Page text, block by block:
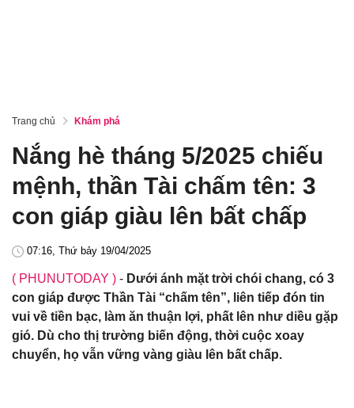
Trang chủ Khám phá
Nắng hè tháng 5/2025 chiếu
mệnh, thần Tài chấm tên: 3
con giáp giàu lên bất chấp
07:16, Thứ bảy 19/04/2025
( PHUNUTODAY ) - Dưới ánh mặt trời chói chang, có 3
con giáp được Thần Tài “chấm tên”, liên tiếp đón tin
vui về tiền bạc, làm ăn thuận lợi, phất lên như diều gặp
gió. Dù cho thị trường biến động, thời cuộc xoay
chuyển, họ vẫn vững vàng giàu lên bất chấp.